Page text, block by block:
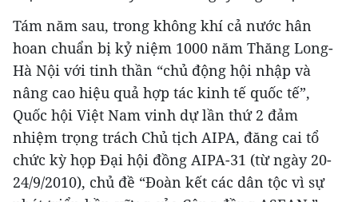
Tám năm sau, trong không khí cả nước hân
hoan chuẩn bị kỷ niệm 1000 năm Thăng Long-
Hà Nội với tinh thần “chủ động hội nhập và
nâng cao hiệu quả hợp tác kinh tế quốc tế”,
Quốc hội Việt Nam vinh dự lần thứ 2 đảm
nhiệm trọng trách Chủ tịch AIPA, đăng cai tổ
chức kỳ họp Đại hội đồng AIPA-31 (từ ngày 20-
24/9/2010), chủ đề “Đoàn kết các dân tộc vì sự